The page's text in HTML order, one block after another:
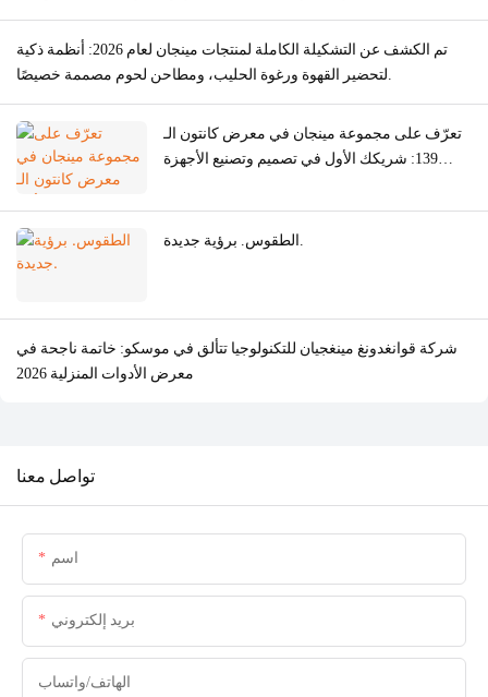
تم الكشف عن التشكيلة الكاملة لمنتجات مينجان لعام 2026: أنظمة ذكية
تعرّف على مجموعة مينجان في معرض كانتون الـ
139: شريكك الأول في تصميم وتصنيع الأجهزة
شركة قوانغدونغ مينغجيان للتكنولوجيا تتألق في موسكو: خاتمة ناجحة في
معرض الأدوات المنزلية 2026
تواصل معنا
اسم
بريد إلكتروني
الهاتف/واتساب